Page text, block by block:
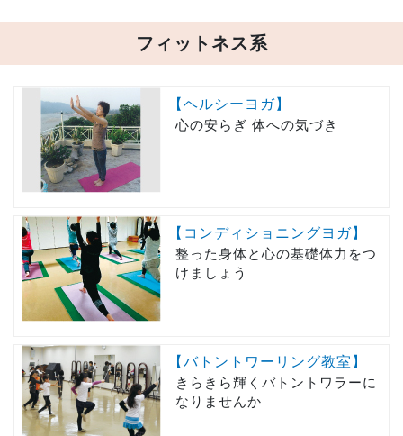
フィットネス系
【ヘルシーヨガ】
心の安らぎ 体への気づき
【コンディショニングヨガ】
整った身体と心の基礎体力をつ
けましょう
【バトントワーリング教室】
きらきら輝くバトントワラーに
なりませんか